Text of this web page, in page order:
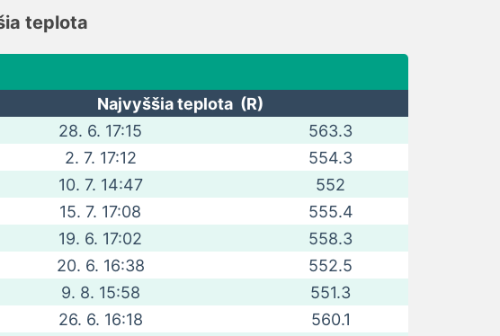
teplota
Najvyššia teplota (R)
28. 6. 17:15
563.3
2. 7. 17:12
554.3
10. 7. 14:47
552
15. 7. 17:08
555.4
19. 6. 17:02
558.3
20. 6. 16:38
552.5
9. 8. 15:58
551.3
26. 6. 16:18
560.1